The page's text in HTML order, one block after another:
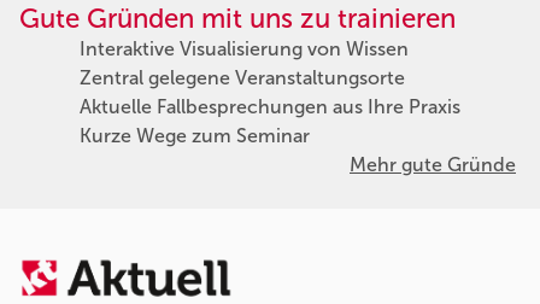
Gute Gründen mit uns zu trainieren
Interaktive Visualisierung von Wissen
Zentral gelegene Veranstaltungsorte
Aktuelle Fallbesprechungen aus Ihre Praxis
Kurze Wege zum Seminar
Mehr gute Gründe